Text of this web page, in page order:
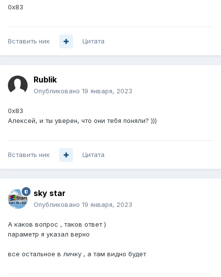
0x83
Вставить ник Цитата
Rublik
Опубликовано 19 января, 2023
0x83
Алексей, и ты уверен, что они тебя поняли? )))
Вставить ник Цитата
sky star
Опубликовано 19 января, 2023
А каков вопрос , таков ответ )
параметр я указал верно
все остальное в личку , а там видно будет